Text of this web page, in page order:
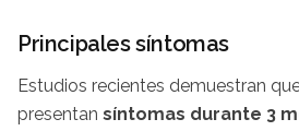
Principales síntomas
Estudios recientes demuestran
presentan síntomas durante 3